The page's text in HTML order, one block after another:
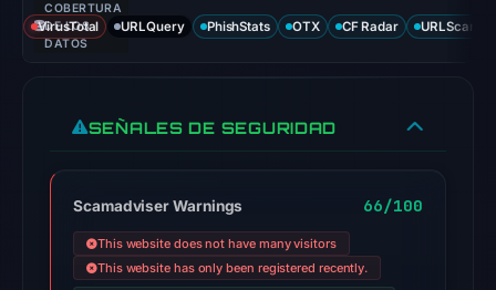
COBERTURA
DE LOS
DATOS
VirusTotal URLQuery PhishStats OTX CF Radar URLScan
SEÑALES DE SEGURIDAD
Scamadviser Warnings 66/100
This website does not have many visitors
This website has only been registered recently.